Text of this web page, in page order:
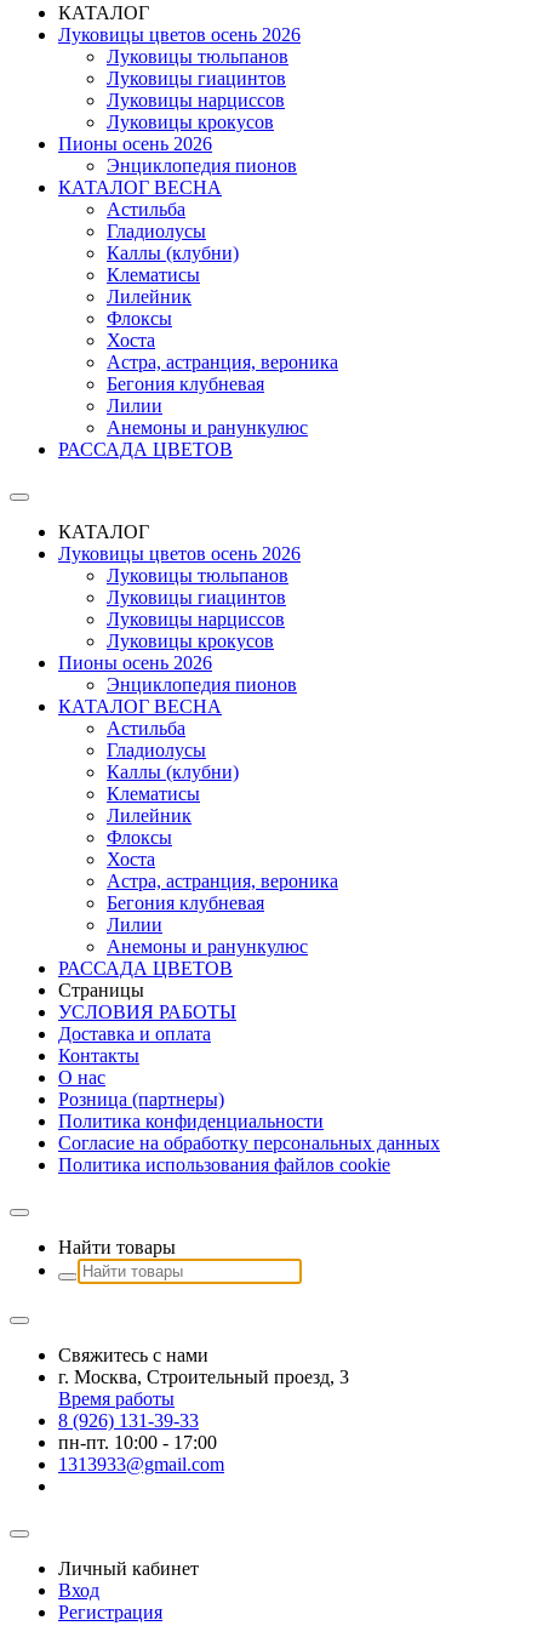
КАТАЛОГ
Луковицы цветов осень 2026
Луковицы тюльпанов
Луковицы гиацинтов
Луковицы нарциссов
Луковицы крокусов
Пионы осень 2026
Энциклопедия пионов
КАТАЛОГ ВЕСНА
Астильба
Гладиолусы
Каллы (клубни)
Клематисы
Лилейник
Флоксы
Хоста
Астра, астранция, вероника
Бегония клубневая
Лилии
Анемоны и ранункулюс
РАССАДА ЦВЕТОВ
КАТАЛОГ
Луковицы цветов осень 2026
Луковицы тюльпанов
Луковицы гиацинтов
Луковицы нарциссов
Луковицы крокусов
Пионы осень 2026
Энциклопедия пионов
КАТАЛОГ ВЕСНА
Астильба
Гладиолусы
Каллы (клубни)
Клематисы
Лилейник
Флоксы
Хоста
Астра, астранция, вероника
Бегония клубневая
Лилии
Анемоны и ранункулюс
РАССАДА ЦВЕТОВ
Страницы
УСЛОВИЯ РАБОТЫ
Доставка и оплата
Контакты
О наc
Розница (партнеры)
Политика конфиденциальности
Согласие на обработку персональных данных
Политика использования файлов сookie
Найти товары
Свяжитесь с нами
г. Москва, Строительный проезд, 3
Время работы
8 (926) 131-39-33
пн-пт. 10:00 - 17:00
1313933@gmail.com
Личный кабинет
Вход
Регистрация